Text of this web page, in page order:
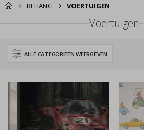
BEHANG VOERTUIGEN
Voertuigen
ALLE CATEGORIEËN WEERGEVEN